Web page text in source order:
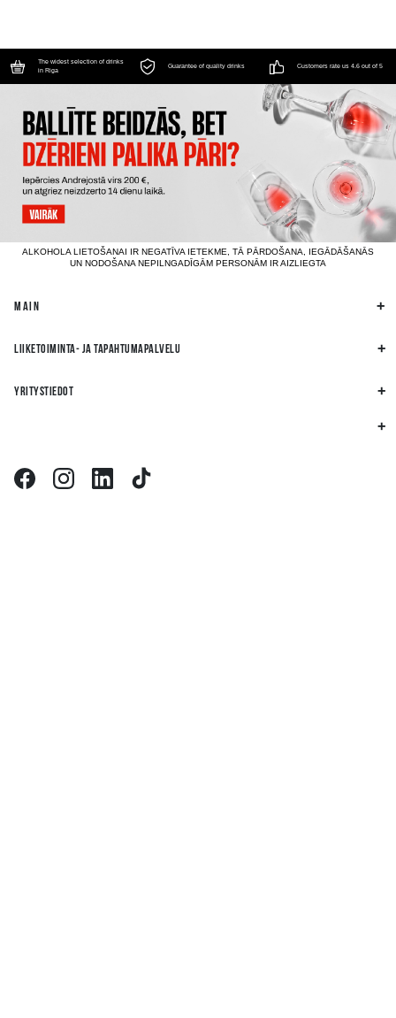
The widest selection of drinks
in Riga
Guarantee of quality drinks Customers rate us 4.6 out of 5
ALKOHOLA LIETOŠANAI IR NEGATĪVA IETEKME, TĀ PĀRDOŠANA, IEGĀDĀŠANĀS
UN NODOŠANA NEPILNGADĪGĀM PERSONĀM IR AIZLIEGTA
MAIN
LIIKETOIMINTA- JA TAPAHTUMAPALVELU
YRITYSTIEDOT